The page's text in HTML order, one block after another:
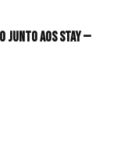
aos STAY —